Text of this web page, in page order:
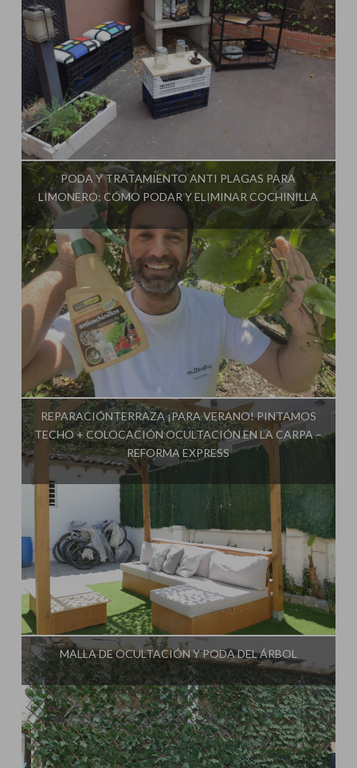
Influencer:
PODA Y TRATAMIENTO ANTI PLAGAS PARA
LIMONERO: CÓMO PODAR Y ELIMINAR COCHINILLA
Influencer:
REPARACIÓNTERRAZA ¡PARA VERANO! PINTAMOS
TECHO + COLOCACIÓN OCULTACIÓN EN LA CARPA –
REFORMA EXPRESS
Influencer:
MALLA DE OCULTACIÓN Y PODA DEL ÁRBOL